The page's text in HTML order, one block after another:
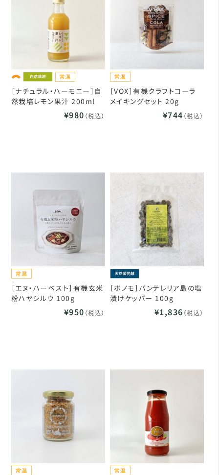
［ナチュラル・ハーモニー］自
然栽培レモン果汁 200ml
¥980 （税込）
［VOX］有機クラフトコーラ
メイキングセット 20g
¥744 （税込）
［エヌ・ハーベスト］有機玄米
粉ハヤシルウ 100g
¥950 （税込）
［ボノモ］パンテレリア島の塩
漬けケッパー 100g
¥1,836 （税込）